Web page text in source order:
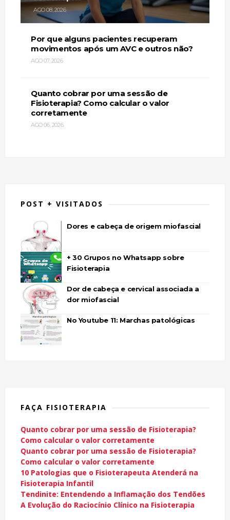
AGO 08, 2026
Por que alguns pacientes recuperam
movimentos após um AVC e outros não?
AGO 07, 2026
Quanto cobrar por uma sessão de
Fisioterapia? Como calcular o valor
corretamente
AGO 06, 2026
POST + VISITADOS
Dores e cabeça de origem miofascial
+ 30 Grupos no Whatsapp sobre
Fisioterapia
Dor de cabeça e cervical associada a
dor miofascial
No Youtube 11: Marchas patológicas
FAÇA FISIOTERAPIA
Quanto cobrar por uma sessão de Fisioterapia?
Como calcular o valor corretamente
Quanto cobrar por uma sessão de Fisioterapia?
Como calcular o valor corretamente
10 Patologias que o Fisioterapeuta Atenderá na
Fisioterapia Infantil
Tendinite: Entendendo a Inflamação dos Tendões
A Evolução do Raciocínio Clínico na Fisioterapia